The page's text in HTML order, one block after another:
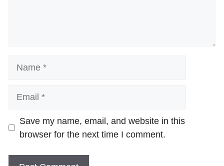
Website
Save my name, email, and website in this
browser for the next time I comment.